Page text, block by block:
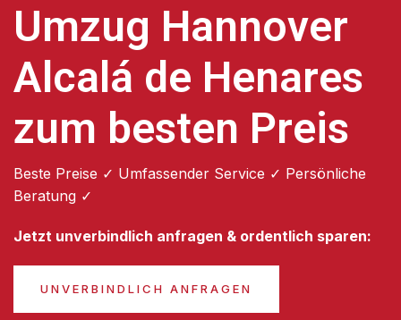
Umzug Hannover
Alcalá de Henares
zum besten Preis
Beste Preise ✓ Umfassender Service ✓ Persönliche
Beratung ✓
Jetzt unverbindlich anfragen & ordentlich sparen:
UNVERBINDLICH ANFRAGEN